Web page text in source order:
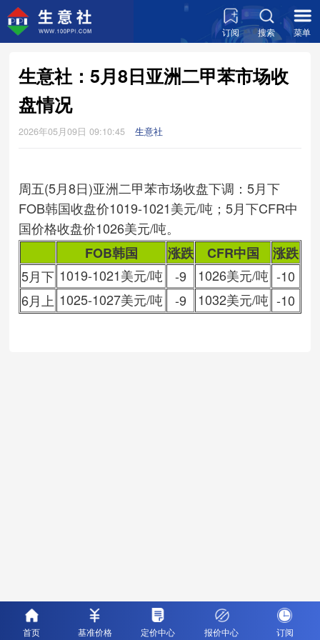
订阅 搜索 菜单
生意社：5月8日亚洲二甲苯市场收
盘情况
2026年05月09日 09:10:45 生意社
周五(5月8日)亚洲二甲苯市场收盘下调：5月下
FOB韩国收盘价1019-1021美元/吨；5月下CFR中
国价格收盘价1026美元/吨。
FOB韩国
涨跌 CFR中国
涨跌
5月下 1019-1021美元/吨 -9 1026美元/吨 -10
6月上 1025-1027美元/吨 -9 1032美元/吨 -10
首页 基准价格 定价中心 报价中心 订阅